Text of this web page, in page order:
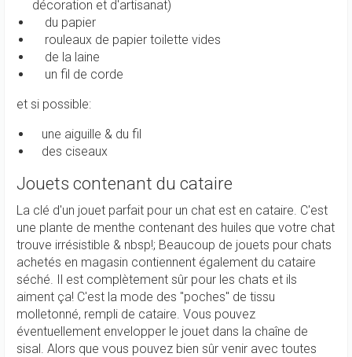
décoration et d'artisanat)
du papier
rouleaux de papier toilette vides
de la laine
un fil de corde
et si possible:
une aiguille & du fil
des ciseaux
Jouets contenant du cataire
La clé d'un jouet parfait pour un chat est en cataire. C'est
une plante de menthe contenant des huiles que votre chat
trouve irrésistible & nbsp!; Beaucoup de jouets pour chats
achetés en magasin contiennent également du cataire
séché. Il est complètement sûr pour les chats et ils
aiment ça! C'est la mode des "poches" de tissu
molletonné, rempli de cataire. Vous pouvez
éventuellement envelopper le jouet dans la chaîne de
sisal. Alors que vous pouvez bien sûr venir avec toutes